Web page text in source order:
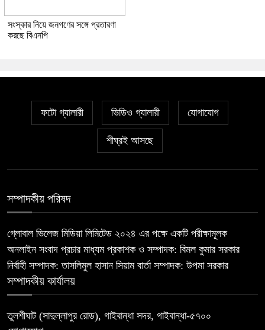
সংস্কার নিয়ে জনগণের সঙ্গে প্রতারণা
করছে বিএনপি
ফটো গ্যালারী ভিডিও গ্যালারী যোগাযোগ
শীঘ্রই আসছে
সম্পাদকীয় পরিষদ
গ্লোবাল ভিলেজ মিডিয়া লিমিটেড ২০২৪ এর পক্ষে একটি পরীক্ষামূলক
অনলাইন সংবাদ প্রচার মাধ্যম প্রকাশক ও সম্পাদক: বিমল কুমার সরকার
নির্বাহী সম্পাদক: তাসলিমুল হাসান সিয়াম বার্তা সম্পাদক: উপমা সরকার
সম্পাদকীয় কার্যালয়
তুলশীঘাট (সাদুল্লাপুর রোড), গাইবান্ধা সদর, গাইবান্ধা-৫৭০০